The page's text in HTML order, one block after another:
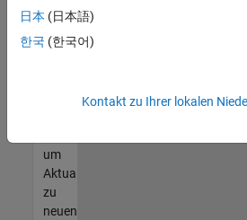
entsprechen,
werden
unseres
um
Aktualisierungen
zu
neuen
日本 (日本語)
한국 (한국어)
Kontakt zu Ihrer lokalen